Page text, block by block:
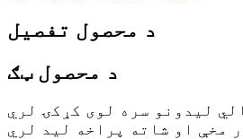
د محصول تفصیل
د محصول ټګ